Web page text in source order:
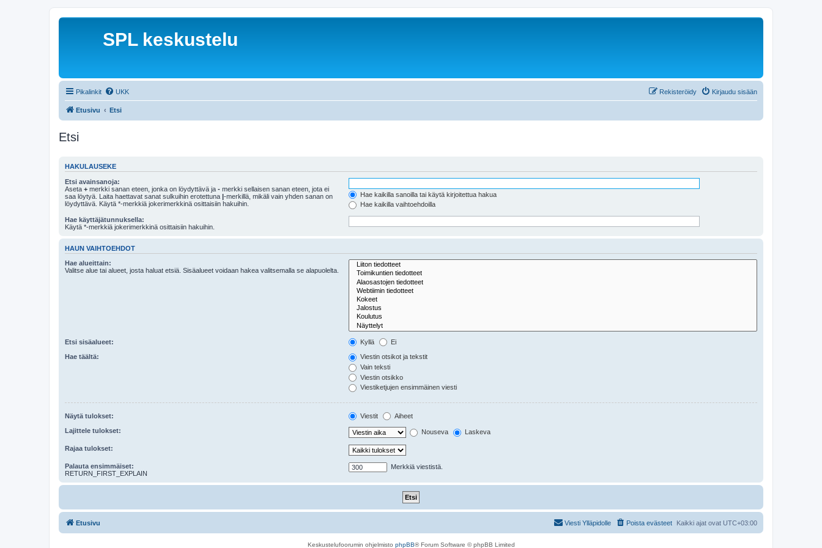
SPL keskustelu
Pikalinkit UKK Kirjaudu sisään
Rekisteröidy
Etusivu Etsi
Etsi
HAKULAUSEKE
Etsi avainsanoja:
Aseta + merkki sanan eteen, jonka on löydyttävä ja - merkki sellaisen sanan eteen, jota ei
saa löytyä. Laita haettavat sanat sulkuihin erotettuna |-merkillä, mikäli vain yhden sanan on
löydyttävä. Käytä *-merkkiä jokerimerkkinä osittaisiin hakuihin.
Hae kaikilla sanoilla tai käytä kirjoitettua hakua
Hae kaikilla vaihtoehdoilla
Hae käyttäjätunnuksella:
Käytä *-merkkiä jokerimerkkinä osittaisiin hakuihin.
HAUN VAIHTOEHDOT
Hae alueittain:
Valitse alue tai alueet, josta haluat etsiä. Sisäalueet voidaan hakea valitsemalla se alapuolelta.
Etsi sisäalueet: Kyllä Ei
Hae täältä:
Viestin otsikot ja tekstit
Vain teksti
Viestin otsikko
Viestiketjujen ensimmäinen viesti
Näytä tulokset: Viestit Aiheet
Lajittele tulokset: Nouseva Laskeva
Rajaa tulokset:
Palauta ensimmäiset:
RETURN_FIRST_EXPLAIN
Merkkiä viestistä.
Etusivu Kaikki ajat ovat UTC+03:00
Poista evästeet
Viesti Ylläpidolle
Keskustelufoorumin ohjelmisto phpBB® Forum Software © phpBB Limited